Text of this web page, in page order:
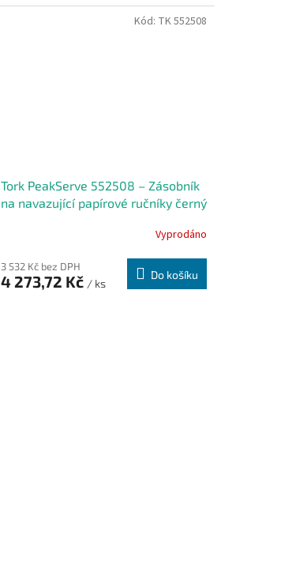
Tork PeakServe 552508 – Zásobník
na navazující papírové ručníky černý
Vyprodáno
3 532 Kč bez DPH
4 273,72 Kč / ks
Do košíku
Kód: TK 552508